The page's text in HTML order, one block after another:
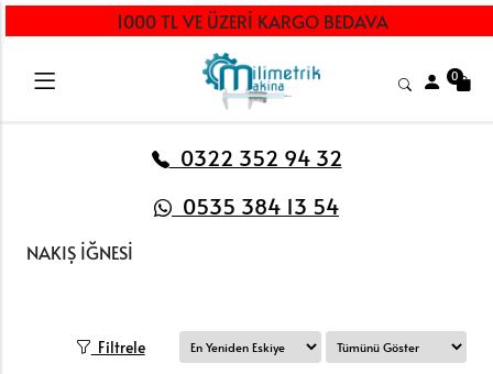
1000 TL VE ÜZERİ KARGO BEDAVA
0
0322 352 94 32
0535 384 13 54
NAKIŞ İĞNESİ
Filtrele